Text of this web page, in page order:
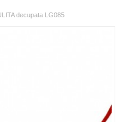
decupata LG085